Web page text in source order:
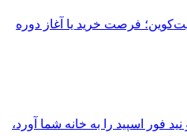
بیت‌کوین؛ فرصت خرید یا آغاز دوره
فور اسپید را به خانه شما آورد،